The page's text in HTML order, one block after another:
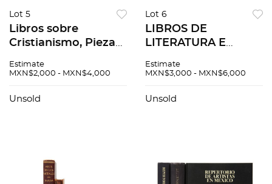
Lot 5
Libros sobre
Cristianismo, Piezas:
Estimate
MXN$2,000 - MXN$4,000
Unsold
Lot 6
LIBROS DE
LITERATURA E
MÉXICO Primera
Heriberto Frías.
Estimate
MXN$3,000 - MXN$6,000
Unsold